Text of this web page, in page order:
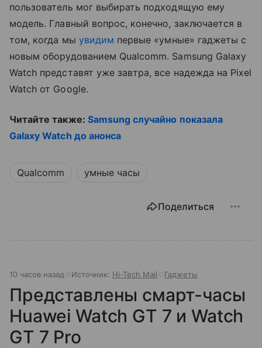
пользователь мог выбирать подходящую ему
модель. Главный вопрос, конечно, заключается в
том, когда мы увидим первые «умные» гаджеты с
новым оборудованием Qualcomm. Samsung Galaxy
Watch представят уже завтра, все надежда на Pixel
Watch от Google.
Читайте также: Samsung случайно показала
Galaxy Watch до анонса
Qualcomm умные часы
Поделиться
10 часов назад Источник: Hi-Tech Mail Гаджеты
Представлены смарт-часы
Huawei Watch GT 7 и Watch
GT 7 Pro